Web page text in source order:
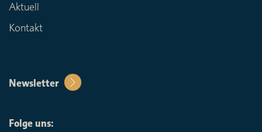
Aktuell
Kontakt
Newsletter
Folge uns: